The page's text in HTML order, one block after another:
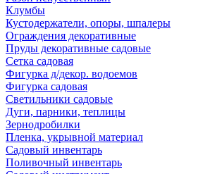
Клумбы
Кустодержатели, опоры, шпалеры
Ограждения декоративные
Пруды декоративные садовые
Сетка садовая
Фигурка д/декор. водоемов
Фигурка садовая
Светильники садовые
Дуги, парники, теплицы
Зернодробилки
Пленка, укрывной материал
Садовый инвентарь
Поливочный инвентарь